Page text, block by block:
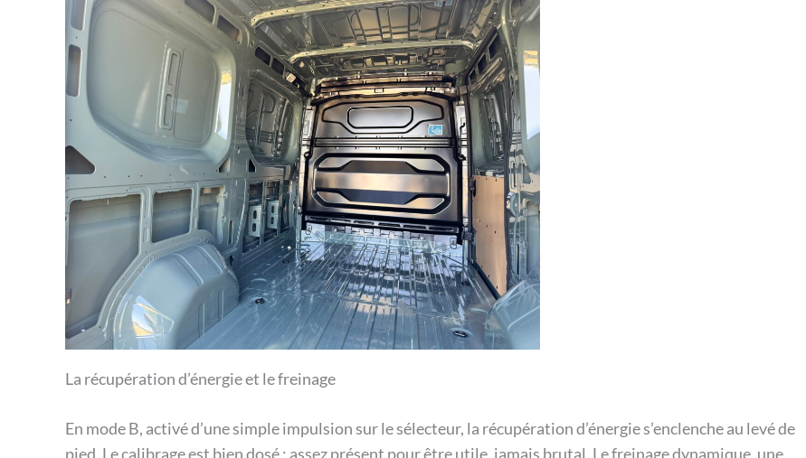
La récupération d’énergie et le freinage
En mode B, activé d’une simple impulsion sur le sélecteur, la récupération d’énergie s’enclenche au levé de
pied. Le calibrage est bien dosé : assez présent pour être utile, jamais brutal. Le freinage dynamique, une